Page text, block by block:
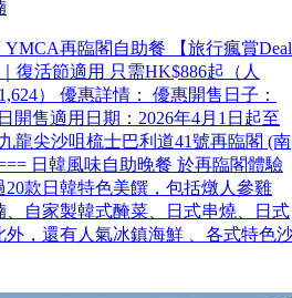
YMCA再臨閣自助餐 【旅行瘋賞Deal
復活節適用 只需HK$886起（人
） 優惠詳情： 優惠開售日子：
開售適用日期：2026年4月1日起至
龍尖沙咀梳士巴利道41號再臨閣 (南
日韓風味自助晚餐 於再臨閣體驗
款日韓特色美饌，包括燉人參雞
自家製韓式醃菜、日式串燒、日式
，還有人氣冰鎮海鮮 、各式特色